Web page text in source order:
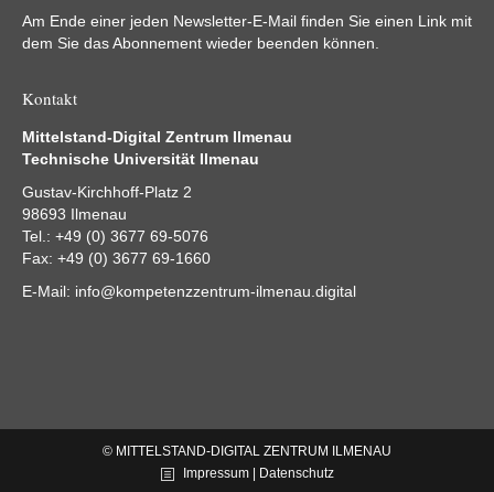
Am Ende einer jeden Newsletter-E-Mail finden Sie einen Link mit
dem Sie das Abonnement wieder beenden können.
Kontakt
Mittelstand-Digital Zentrum Ilmenau
Technische Universität Ilmenau
Gustav-Kirchhoff-Platz 2
98693 Ilmenau
Tel.: +49 (0) 3677 69-5076
Fax: +49 (0) 3677 69-1660
E-Mail: info@kompetenzzentrum-ilmenau.digital
© MITTELSTAND-DIGITAL ZENTRUM ILMENAU
Impressum | Datenschutz